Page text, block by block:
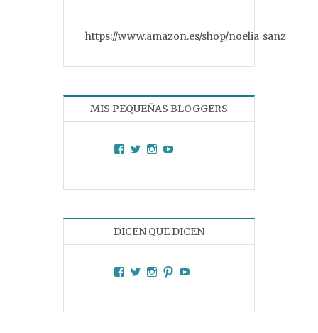
https://www.amazon.es/shop/noelia_sanz
MIS PEQUEÑAS BLOGGERS
Facebook
TwitterInstagram
DICEN QUE DICEN
Facebook
TwitterInstagram
Pinterest